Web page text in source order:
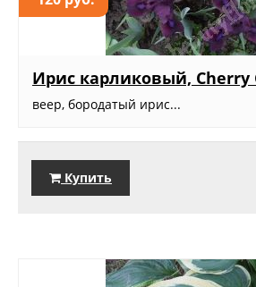
Ирис карликовый, Cherry
веер, бородатый ирис...
Купить